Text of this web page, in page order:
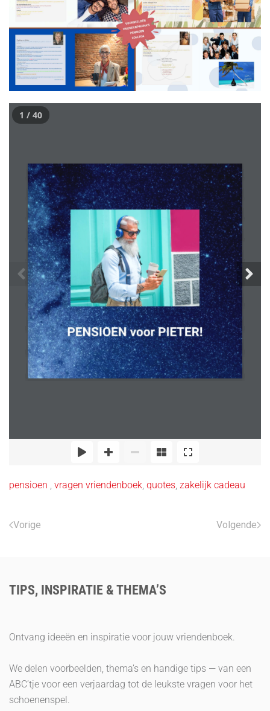
pensioen , vragen vriendenboek, quotes, zakelijk cadeau
Vorige Volgende
TIPS, INSPIRATIE & THEMA’S
Ontvang ideeën en inspiratie voor jouw vriendenboek.
We delen voorbeelden, thema’s en handige tips — van een
ABC’tje voor een verjaardag tot de leukste vragen voor het
schoenenspel.